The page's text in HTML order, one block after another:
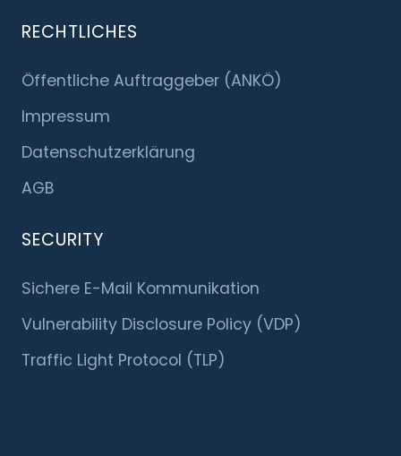
RECHTLICHES
Öffentliche Auftraggeber (ANKÖ)
Impressum
Datenschutzerklärung
AGB
SECURITY
Sichere E-Mail Kommunikation
Vulnerability Disclosure Policy (VDP)
Traffic Light Protocol (TLP)